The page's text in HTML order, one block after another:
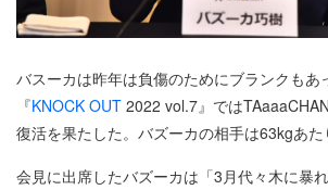
バスーカは昨年は負傷のためにブランクもあ
『KNOCK OUT 2022 vol.7』では
復活を果たした。バズーカの相手は63kgあた
会見に出席したバズーカは「3月代々木に暴